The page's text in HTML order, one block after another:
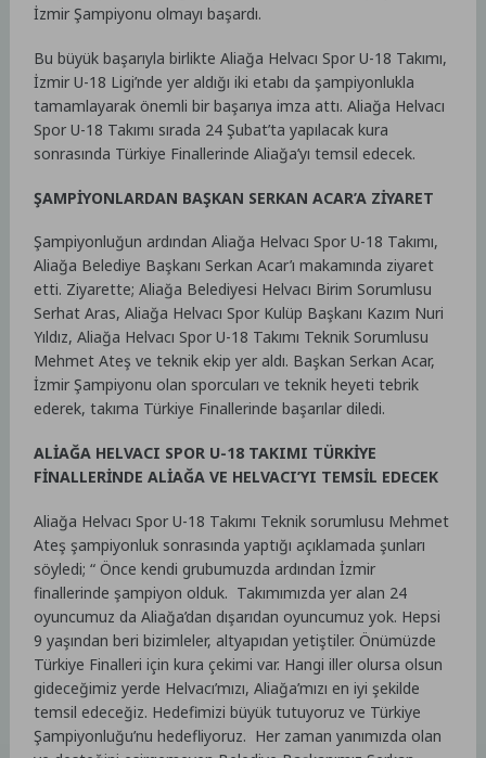
İzmir Şampiyonu olmayı başardı.
Bu büyük başarıyla birlikte Aliağa Helvacı Spor U-18 Takımı,
İzmir U-18 Ligi’nde yer aldığı iki etabı da şampiyonlukla
tamamlayarak önemli bir başarıya imza attı. Aliağa Helvacı
Spor U-18 Takımı sırada 24 Şubat’ta yapılacak kura
sonrasında Türkiye Finallerinde Aliağa’yı temsil edecek.
ŞAMPİYONLARDAN BAŞKAN SERKAN ACAR’A ZİYARET
Şampiyonluğun ardından Aliağa Helvacı Spor U-18 Takımı,
Aliağa Belediye Başkanı Serkan Acar’ı makamında ziyaret
etti. Ziyarette; Aliağa Belediyesi Helvacı Birim Sorumlusu
Serhat Aras, Aliağa Helvacı Spor Kulüp Başkanı Kazım Nuri
Yıldız, Aliağa Helvacı Spor U-18 Takımı Teknik Sorumlusu
Mehmet Ateş ve teknik ekip yer aldı. Başkan Serkan Acar,
İzmir Şampiyonu olan sporcuları ve teknik heyeti tebrik
ederek, takıma Türkiye Finallerinde başarılar diledi.
ALİAĞA HELVACI SPOR U-18 TAKIMI TÜRKİYE
FİNALLERİNDE ALİAĞA VE HELVACI’YI TEMSİL EDECEK
Aliağa Helvacı Spor U-18 Takımı Teknik sorumlusu Mehmet
Ateş şampiyonluk sonrasında yaptığı açıklamada şunları
söyledi; “ Önce kendi grubumuzda ardından İzmir
finallerinde şampiyon olduk. Takımımızda yer alan 24
oyuncumuz da Aliağa’dan dışarıdan oyuncumuz yok. Hepsi
9 yaşından beri bizimleler, altyapıdan yetiştiler. Önümüzde
Türkiye Finalleri için kura çekimi var. Hangi iller olursa olsun
gideceğimiz yerde Helvacı’mızı, Aliağa’mızı en iyi şekilde
temsil edeceğiz. Hedefimizi büyük tutuyoruz ve Türkiye
Şampiyonluğu’nu hedefliyoruz. Her zaman yanımızda olan